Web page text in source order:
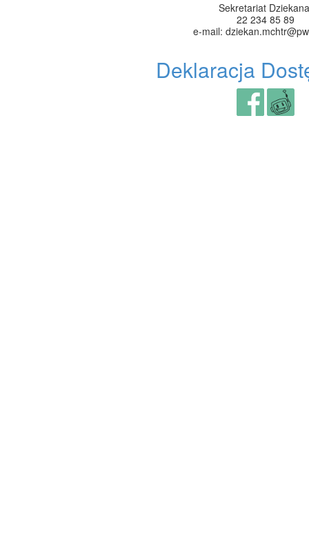
Sekretariat
22 234 85 89
e-mail:
Deklaracja